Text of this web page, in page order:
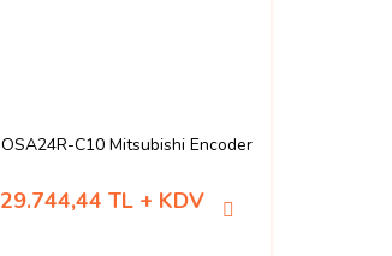
OSA24R-C10 Mitsubishi Encoder
29.744,44 TL + KDV